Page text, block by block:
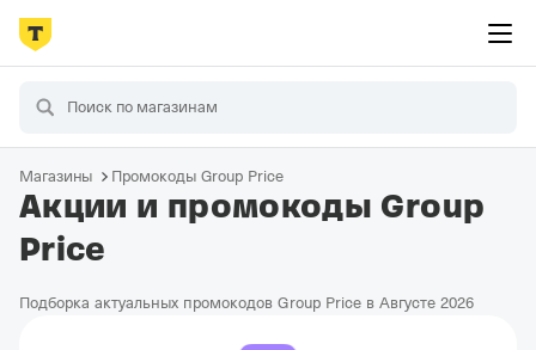
Магазины Промокоды Group Price
Акции и промокоды Group
Price
Подборка актуальных промокодов Group Price в Августе 2026